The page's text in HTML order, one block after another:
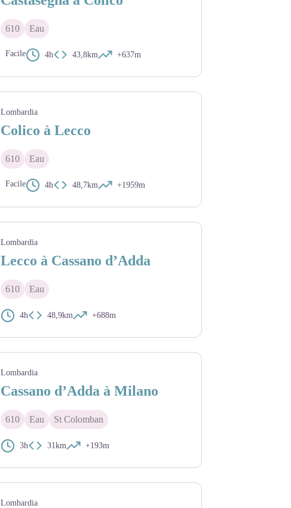
610 Eau
Facile 4h 43,8km +637m
Lombardia
Colico à Lecco
610 Eau
Facile 4h 48,7km +1959m
Lombardia
Lecco à Cassano d’Adda
610 Eau
4h 48,9km +688m
Lombardia
Cassano d’Adda à Milano
610 Eau St Colomban
3h 31km +193m
Lombardia